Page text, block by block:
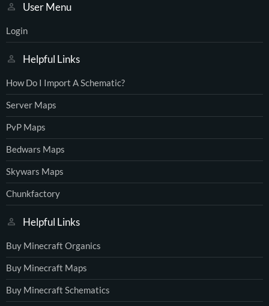
User Menu
Login
Helpful Links
How Do I Import A Schematic?
Server Maps
PvP Maps
Bedwars Maps
Skywars Maps
Chunkfactory
Helpful Links
Buy Minecraft Organics
Buy Minecraft Maps
Buy Minecraft Schematics